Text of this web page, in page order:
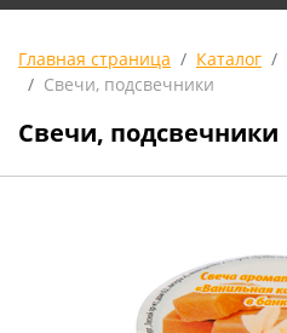
Главная страница Каталог
Свечи, подсвечники
Свечи, подсвечники